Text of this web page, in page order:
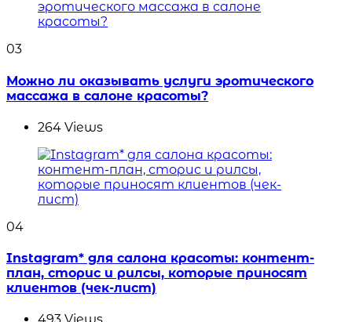
03
Можно ли оказывать услуги эротического
массажа в салоне красоты?
264 Views
04
Instagram* для салона красоты: контент-
план, сторис и рилсы, которые приносят
клиентов (чек-лист)